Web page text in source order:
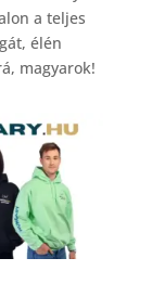
a teljes
élén
magyarok!